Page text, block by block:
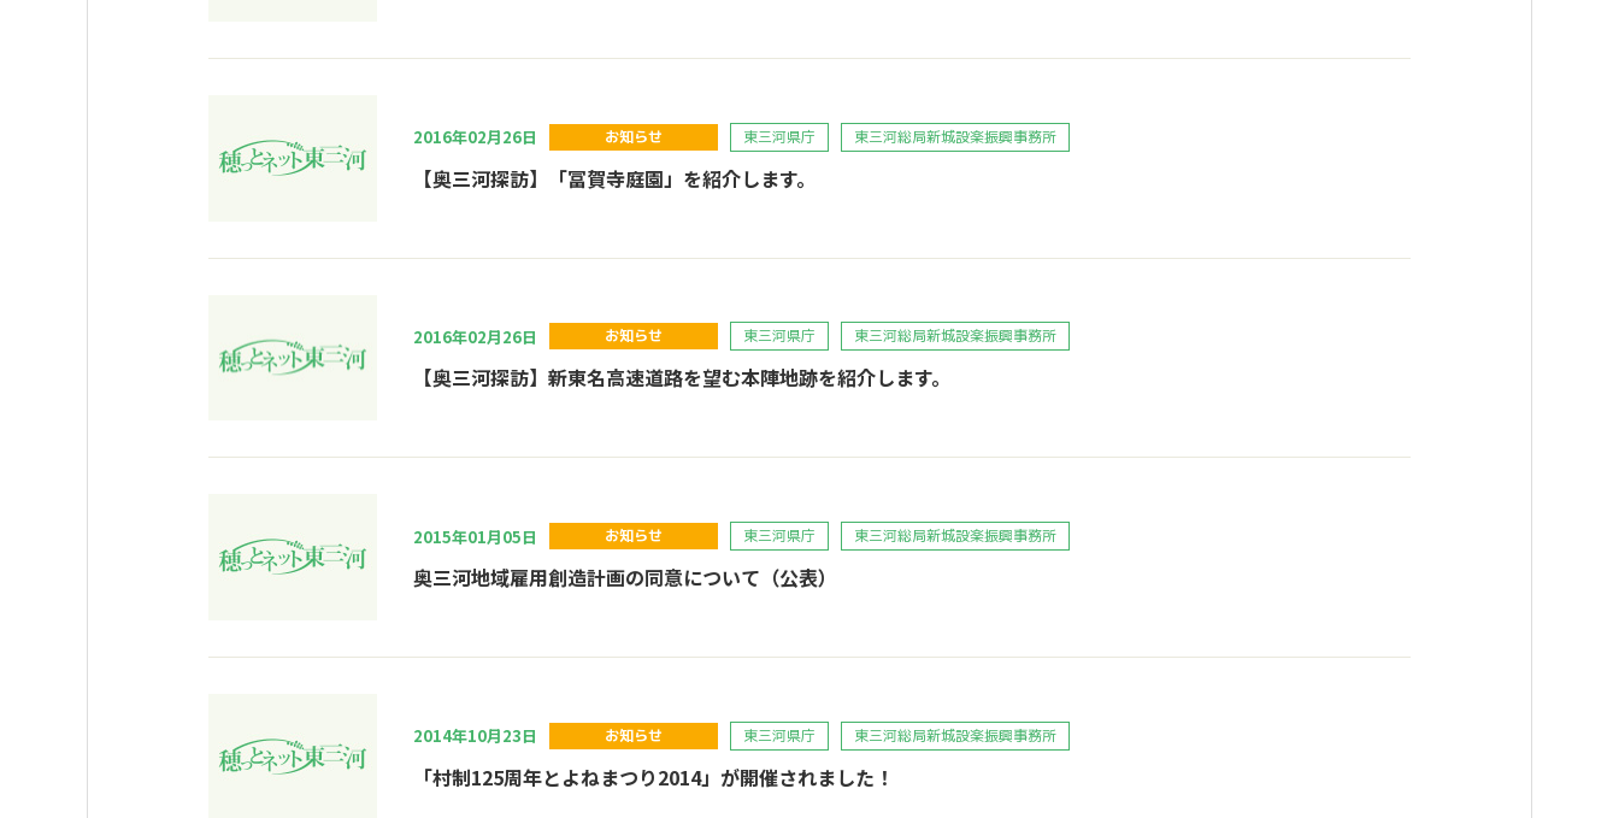
2016年02月26日 お知らせ 東三河県庁 東三河総局新城設楽振興事務所
【奥三河探訪】「冨賀寺庭園」を紹介します。
2016年02月26日 お知らせ 東三河県庁 東三河総局新城設楽振興事務所
【奥三河探訪】新東名高速道路を望む本陣地跡を紹介します。
2015年01月05日 お知らせ 東三河県庁 東三河総局新城設楽振興事務所
奥三河地域雇用創造計画の同意について（公表）
2014年10月23日 お知らせ 東三河県庁 東三河総局新城設楽振興事務所
「村制125周年とよねまつり2014」が開催されました！